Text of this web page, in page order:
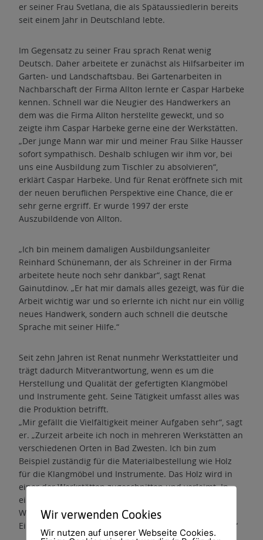
er seiner Frau Svetlana, die als Spätaussiedlerin bereits
seit einem Jahr in Deutschland lebte.
Im Gegensatz zu seiner Frau sprach Renat wenig
Deutsch. Daher arbeitete er zunächst als Hilfsarbeiter im
Garten- und Landschaftsbau. Bei Gartenarbeiten in
Nachbarschaft der Firma Allton lernte er Caspar Harbeke
kennen. Schnell war die Neugier des Handwerkers an
dem was die Firma Allton herstellte geweckt, und so
zeigte ihm Caspar Harbeke gerne eine der Werkstätten.
„Der junge Mann war mir und meiner Frau Silke Hausser
sofort sympathisch. Deshalb schlugen wir ihm vor, bei
uns eine Ausbildung zum Tischler zu absolvieren“,
erklärt Caspar Harbeke. Und für Renat eröffnete sich mit
der neuen beruflichen Perspektive eine Chance, die er
sehr gerne ergriff. Er wurde 1997 der erste
Auszubildende von Allton.
„Ich bin meinem damaligen Ausbildungsanleiter
Reinhard Schünemann, der als Schreiner in der Firma
arbeitete heute noch sehr dankbar“, sagt Renat
Gainutdinov. „Er hat mir damals alles gezeigt, was für die
Arbeit wichtig war und so erlernte ich nicht nur ein völlig
neues Handwerk, sondern auch schnell die deutsche
Sprache mit seiner Hilfe.“
Seit zehn Jahren ist Renat nunmehr Werkstattleiter und
trägt dadurch Mitverantwortung, wenn es um die
Herstellung und Qualität der gefertigten Klangmöbel
und Instrumente geht. Seine Tätigkeit umfasst alles was
die Produktion betrifft.
„Mir gefällt die Vielfältigkeit meiner Aufgaben sehr“, sagt
er. „Zurzeit arbeite ich noch in mehreren Werkstätten an
verschiedenen Orten in Bad Zwesten. Ich bin zum
Beispiel zuständig für die Materialbestellung wie Holz
für die Klangmöbel und Instrumente. Das Holz wird in
einer der Werkstätten zugeschnitten und verleimt. In
einer anderen Werkstatt erfolgten die
Weiterbearbeitung und Bespannung der Klangmöbel.
Einen anderen Arbeitsbereich gibt es für den Versand.“
Wir verwenden Cookies
Wir nutzen auf unserer Webseite Cookies.